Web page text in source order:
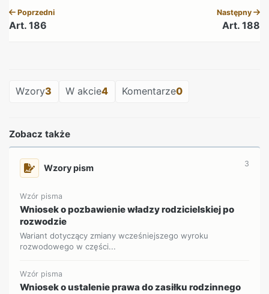
Poprzedni
Art. 186
Następny
Art. 188
Wzory3 W akcie4 Komentarze0
Zobacz także
Wzory pism 3
Wzór pisma
Wniosek o pozbawienie władzy rodzicielskiej po
rozwodzie
Wariant dotyczący zmiany wcześniejszego wyroku
rozwodowego w części...
Wzór pisma
Wniosek o ustalenie prawa do zasiłku rodzinnego